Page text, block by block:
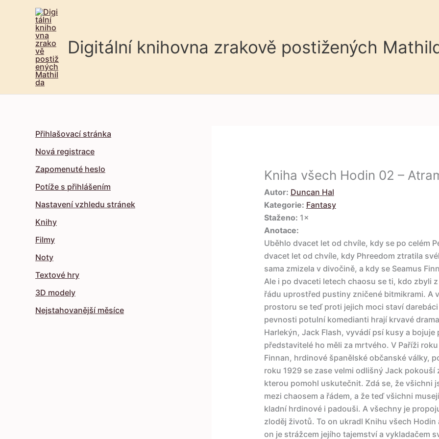
Digitální knihovna zrakově postižených
Přihlašovací stránka
Nová registrace
Zapomenuté heslo
Potíže s přihlášením
Nastavení vzhledu stránek
Knihy
Filmy
Noty
Textové hry
3D modely
Nejstahovanější měsíce
Kniha všech Hodin 02 –
Autor: Duncan Hal
Kategorie: Fantasy
Staženo: 1×
Anotace:
Uběhlo dvacet let od chvíle, kdy se po celém
dvacet let od chvíle, kdy Phreedom ztratila
sama zmizela v divočině, a kdy se Seamus
Ale i po dvaceti letech chaosu se ti, kdo zbyli
řádu uprostřed pustiny zničené bitmikrami. A
prostoru se teď proti jejich moci staví
pevnosti potulní komedianti hrají krvavé
Harlekýn, Jack Flash, vyvádí psí kusy a
představitelé ho měli za mrtvého. V Paříži
Finnan, hrdinové španělské občanské války,
roku 1929 se zase velmi odlišný Jack
kterou pomohl uskutečnit. Zdá se, že všichni
mezi chaosem a řádem, a že teď všichni
kladní hrdinové i padouši. A všechny je
zloděj životů. To on ukradl Knihu všech
on je strážcem jejího tajemství a vykladačem